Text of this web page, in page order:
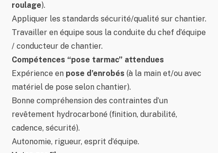
roulage).
Appliquer les standards sécurité/qualité sur chantier.
Travailler en équipe sous la conduite du chef d’équipe
/ conducteur de chantier.
Compétences “pose tarmac” attendues
Expérience en pose d’enrobés (à la main et/ou avec
matériel de pose selon chantier).
Bonne compréhension des contraintes d’un
revêtement hydrocarboné (finition, durabilité,
cadence, sécurité).
Autonomie, rigueur, esprit d’équipe.